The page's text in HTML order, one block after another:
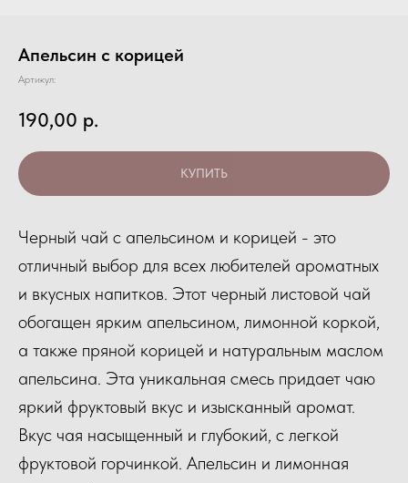
Апельсин с корицей
Артикул:
190,00 р.
КУПИТЬ
Черный чай с апельсином и корицей - это
отличный выбор для всех любителей ароматных
и вкусных напитков. Этот черный листовой чай
обогащен ярким апельсином, лимонной коркой,
а также пряной корицей и натуральным маслом
апельсина. Эта уникальная смесь придает чаю
яркий фруктовый вкус и изысканный аромат.
Вкус чая насыщенный и глубокий, с легкой
фруктовой горчинкой. Апельсин и лимонная